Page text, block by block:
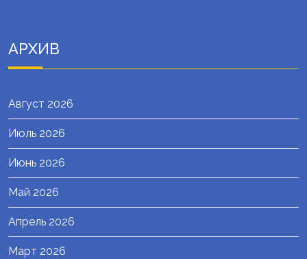
АРХИВ
Август 2026
Июль 2026
Июнь 2026
Май 2026
Апрель 2026
Март 2026